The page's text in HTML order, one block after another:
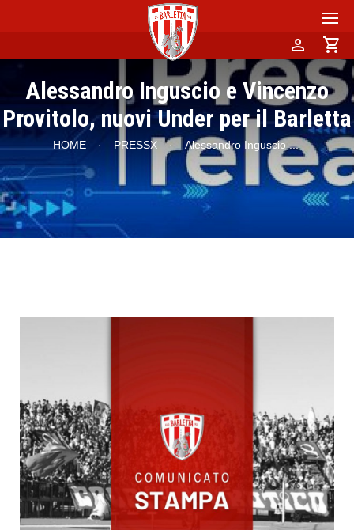
person shopping_cart
Alessandro Inguscio e Vincenzo
Provitolo, nuovi Under per il Barletta
HOME · PRESSX · Alessandro Inguscio ...